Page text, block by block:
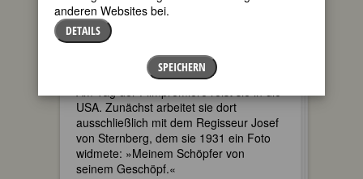
USA. Zunächst arbeitet sie dort
ausschließlich mit dem Regisseur Josef
von Sternberg, dem sie 1931 ein Foto
widmete: »Meinem Schöpfer von
seinem Geschöpf.«
anderen Websites bei.
DETAILS
SPEICHERN